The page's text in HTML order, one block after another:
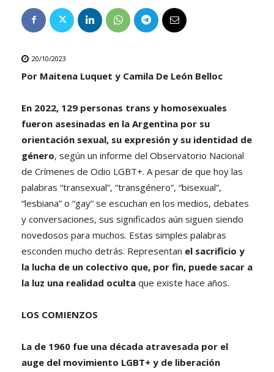
20/10/2023
Por Maitena Luquet y Camila De León Belloc
En 2022, 129 personas trans y homosexuales
fueron asesinadas en la Argentina por su
orientación sexual, su expresión y su identidad de
género, según un informe del Observatorio Nacional
de Crímenes de Odio LGBT+. A pesar de que hoy las
palabras “transexual”, “transgénero”, “bisexual”,
“lesbiana” o “gay” se escuchan en los medios, debates
y conversaciones, sus significados aún siguen siendo
novedosos para muchos. Estas simples palabras
esconden mucho detrás. Representan el sacrificio y
la lucha de un colectivo que, por fin, puede sacar a
la luz una realidad oculta que existe hace años.
LOS COMIENZOS
La de 1960 fue una década atravesada por el
auge del movimiento LGBT+ y de liberación